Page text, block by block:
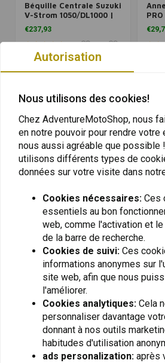
Béquille Centrale Suzuki
V-Strom 1050/DL1000 |
Le Noir
€237,93
500
E/
SW-MOTECH
Anneau de Réservoir
PRO Suzuki DL1000 V-
Strom/DL 1050 /XT | Le
€29,74
SW-
Autorisation
Nous utilisons des cookies!
Chez AdventureMotoShop, nous
en notre pouvoir pour rendre votre
nous aussi agréable que possible
utilisons différents types de
données sur votre visite dans
Cookies nécessaires: Ces
essentiels au bon
web, comme l'activation et
de la barre de recherche.
Cookies de suivi: Ces
informations anonymes sur
site web, afin que nous
l'améliorer.
Cookies analytiques: Cela
personnaliser davantage
donnant à nos outils
habitudes d'utilisation
ads personalization: après